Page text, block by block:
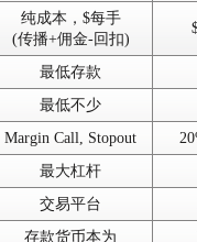
纯成本，$每手
(传播+佣金-回扣)
最低存款
最低不少
Margin Call, Stopout
最大杠杆
交易平台
存款货币本为